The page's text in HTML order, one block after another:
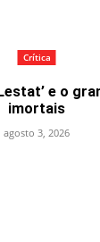
Crítica
e o
imortais
agosto 3, 2026